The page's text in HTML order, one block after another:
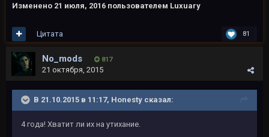
Изменено 21 июля, 2016 пользователем Luxuary
81
Цитата
No_mods 817
21 октября, 2015
В 21.10.2015 в 11:17, Honesty сказал:
4 года! Хватит ли их на утихание.